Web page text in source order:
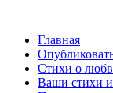
Главная
Стихи о
Ваши стихи